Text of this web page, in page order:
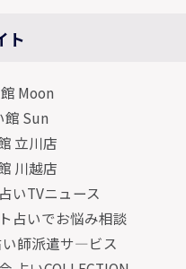
ト
Moon
Sun
立川店
川越店
いTVニュース
占いでお悩み相談
い師派遣サ―ビス